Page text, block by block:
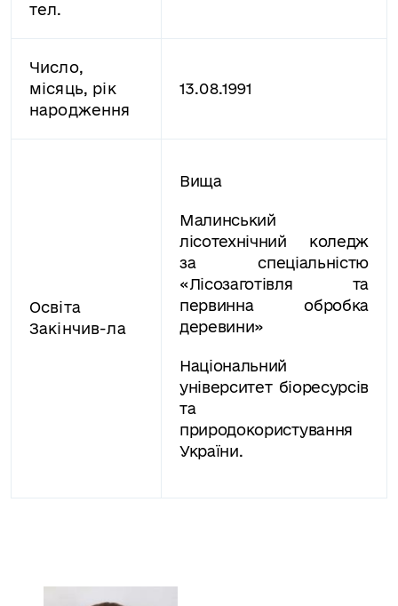
тел.
Число,
місяць, рік
народження
13.08.1991
Освіта
Закінчив-ла
Вища
Малинський
лісотехнічний коледж
за спеціальністю
«Лісозаготівля та
первинна обробка
деревини»
Національний
університет біоресурсів
та
природокористування
України.